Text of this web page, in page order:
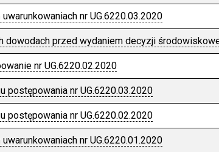
nr UG.6220.03.2020
dowodach przed wydaniem decyzji
nr UG.6220.02.2020
postępowania nr UG.6220.03.2020
postępowania nr UG.6220.02.2020
nr UG.6220.01.2020